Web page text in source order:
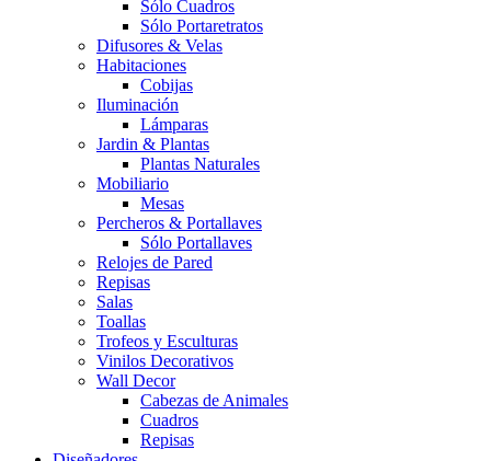
Sólo Cuadros
Sólo Portaretratos
Difusores & Velas
Habitaciones
Cobijas
Iluminación
Lámparas
Jardin & Plantas
Plantas Naturales
Mobiliario
Mesas
Percheros & Portallaves
Sólo Portallaves
Relojes de Pared
Repisas
Salas
Toallas
Trofeos y Esculturas
Vinilos Decorativos
Wall Decor
Cabezas de Animales
Cuadros
Repisas